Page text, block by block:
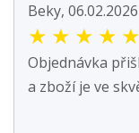
Beky, 06.02.2026
★ ★ ★ ★ ★
Objednávka
a zboží je ve